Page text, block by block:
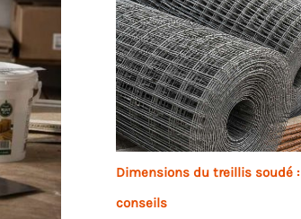
Dimensions du treillis soudé
conseils